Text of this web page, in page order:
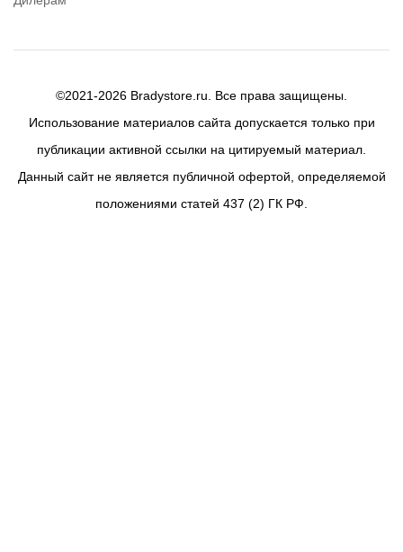
©2021-2026 Bradystore.ru. Все права защищены.
Использование материалов сайта допускается только при
публикации активной ссылки на цитируемый материал.
Данный сайт не является публичной офертой, определяемой
положениями статей 437 (2) ГК РФ.